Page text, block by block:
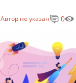
Автор не указан 0